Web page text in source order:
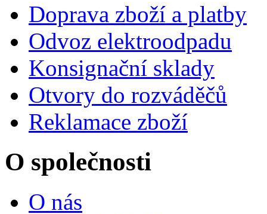
Doprava zboží a platby
Odvoz elektroodpadu
Konsignační sklady
Otvory do rozváděčů
Reklamace zboží
O společnosti
O nás